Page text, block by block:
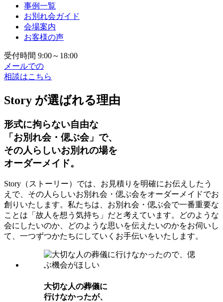
事例一覧
お別れ会ガイド
会場案内
お客様の声
受付時間 9:00～18:00
メールでの
相談はこちら
Story が選ばれる理由
形式に拘らない自由な
「お別れ会・偲ぶ会」で、
その人らしいお別れの場を
オーダーメイド。
Story（ストーリー）では、お見積りを明確にお伝えしたう
えで、その人らしいお別れ会・偲ぶ会をオーダーメイドでお
創りいたします。私たちは、お別れ会・偲ぶ会で一番重要な
ことは「故人を想う気持ち」だと考えています。どのような
会にしたいのか、どのような思いを伝えたいのかをお伺いし
て、一つずつかたちにしていくお手伝いをいたします。
⼤切な⼈の葬儀に
⾏けなかったが、